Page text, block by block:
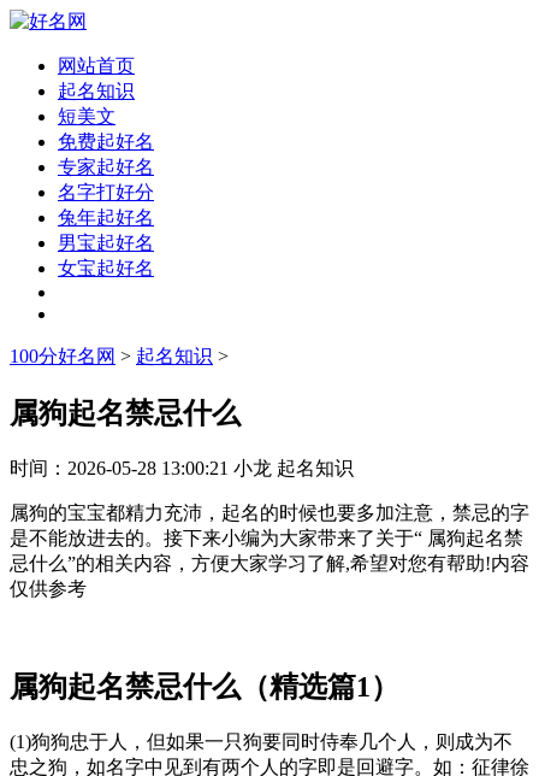
网站首页
起名知识
短美文
免费起好名
专家起好名
名字打好分
兔年起好名
男宝起好名
女宝起好名
100分好名网 > 起名知识 >
属狗起名禁忌什么
时间： 2026-05-28 13:00:21 小龙 起名知识
属狗的宝宝都精力充沛，起名的时候也要多加注意，禁忌的字
是不能放进去的。接下来小编为大家带来了关于“ 属狗起名禁
忌什么”的相关内容，方便大家学习了解,希望对您有帮助!内容
仅供参考
属狗起名禁忌什么（精选篇1）
(1)狗狗忠于人，但如果一只狗要同时侍奉几个人，则成为不
忠之狗，如名字中见到有两个人的字即是回避字。如：征律徐